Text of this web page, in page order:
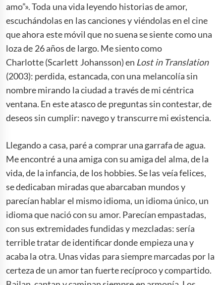
amo”». Toda una vida leyendo historias de amor,
escuchándolas en las canciones y viéndolas en el cine
que ahora este móvil que no suena se siente como una
loza de 26 años de largo. Me siento como
Charlotte (Scarlett Johansson) en Lost in Translation
(2003): perdida, estancada, con una melancolía sin
nombre mirando la ciudad a través de mi céntrica
ventana. En este atasco de preguntas sin contestar, de
deseos sin cumplir: navego y transcurre mi existencia.
Llegando a casa, paré a comprar una garrafa de agua.
Me encontré a una amiga con su amiga del alma, de la
vida, de la infancia, de los hobbies. Se las veía felices,
se dedicaban miradas que abarcaban mundos y
parecían hablar el mismo idioma, un idioma único, un
idioma que nació con su amor. Parecían empastadas,
con sus extremidades fundidas y mezcladas: sería
terrible tratar de identificar donde empieza una y
acaba la otra. Unas vidas para siempre marcadas por la
certeza de un amor tan fuerte recíproco y compartido.